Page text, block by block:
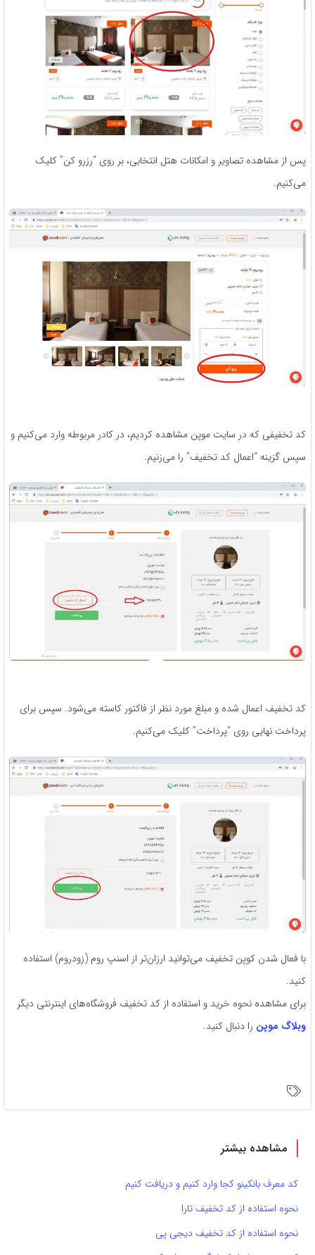
پس از مشاهده تصاویر و امکانات هتل انتخابی، بر روی “رزرو کن” کلیک
می‌کنیم.
کد تخفیفی که در سایت موپن مشاهده کردیم، در کادر مربوطه وارد می‌کنیم و
سپس گزینه “اعمال کد تخفیف” را می‌زنیم.
کد تخفیف اعمال شده و مبلغ مورد نظر از فاکتور کاسته می‌شود. سپس برای
پرداخت نهایی روی “پرداخت” کلیک می‌کنیم.
با فعال شدن کوپن تخفیف می‌توانید ارزان‌تر از اسنپ روم (زودروم) استفاده
کنید.
برای مشاهده نحوه خرید و استفاده از کد تخفیف فروشگاه‌های اینترنتی دیگر
وبلاگ موپن را دنبال کنید.
مشاهده بیشتر
کد معرف بانکینو کجا وارد کنیم و دریافت کنیم
نحوه استفاده از کد تخفیف تارا
نحوه استفاده از کد تخفیف دیجی پی